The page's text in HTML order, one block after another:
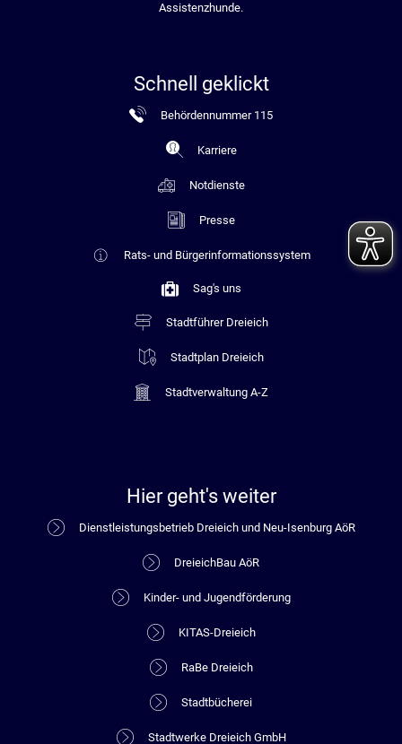
Assistenzhunde.
Schnell geklickt
Behördennummer 115
Karriere
Notdienste
Presse
Rats- und Bürgerinformationssystem
Sag's uns
Stadtführer Dreieich
Stadtplan Dreieich
Stadtverwaltung A-Z
Hier geht's weiter
Dienstleistungsbetrieb Dreieich und Neu-Isenburg AöR
DreieichBau AöR
Kinder- und Jugendförderung
KITAS-Dreieich
RaBe Dreieich
Stadtbücherei
Stadtwerke Dreieich GmbH